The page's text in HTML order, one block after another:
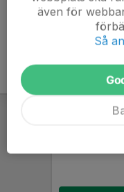
även för
Så